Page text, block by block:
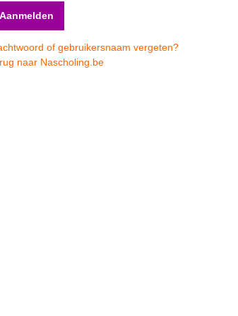
of gebruikersnaam vergeten?
naar Nascholing.be